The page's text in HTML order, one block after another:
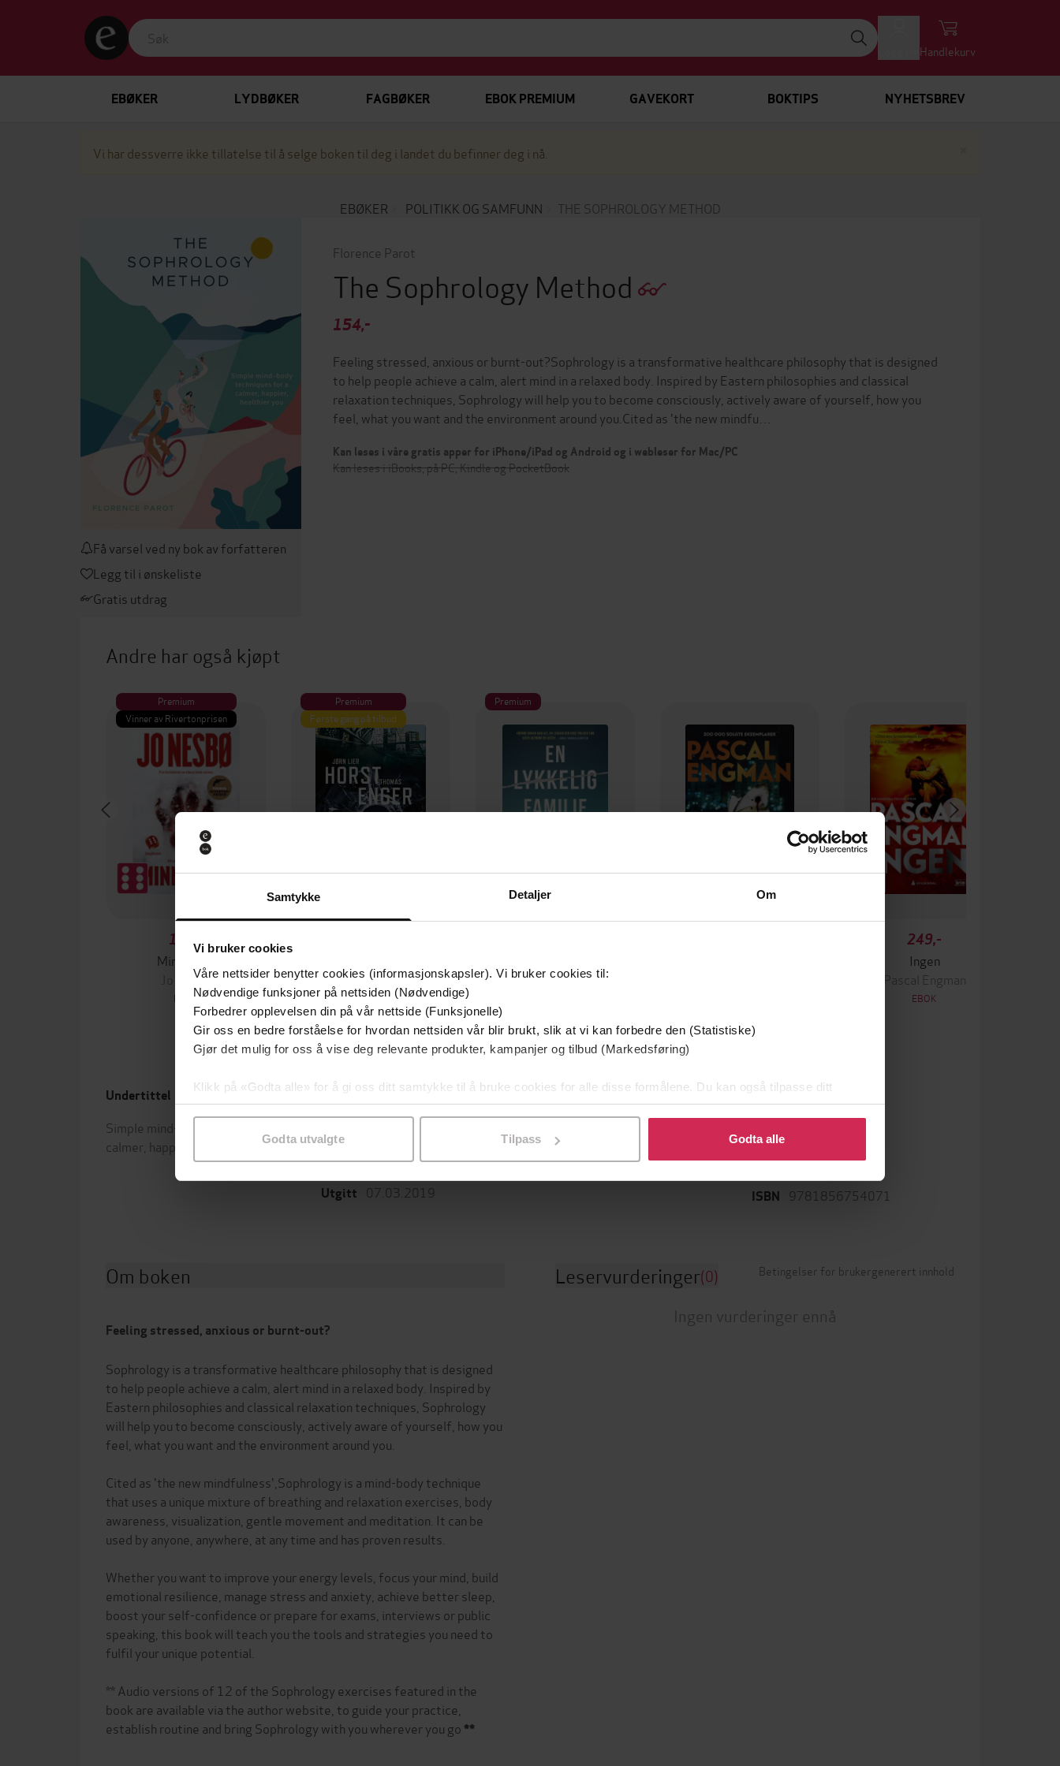
Samtykke Detaljer Om
Vi bruker cookies
Våre nettsider benytter cookies (informasjonskapsler). Vi bruker cookies til:
Nødvendige funksjoner på nettsiden (Nødvendige)
Forbedrer opplevelsen din på vår nettside (Funksjonelle)
Gir oss en bedre forståelse for hvordan nettsiden vår blir brukt, slik at vi kan forbedre den (Statistiske)
Gjør det mulig for oss å vise deg relevante produkter, kampanjer og tilbud (Markedsføring)
Klikk på «Godta alle» for å gi oss ditt samtykke til å bruke cookies for alle disse formålene. Du kan også tilpasse ditt
samtykke til spesifikke formål ved å klikke på «Tilpass». Du kan når som helst trekke tilbake eller endre ditt samtykke.
Godta utvalgte Tilpass Godta alle
Handlekurv
EBØKER LYDBØKER FAGBØKER EBOK PREMIUM GAVEKORT BOKTIPS NYHETSBREV
Vi har dessverre ikke tillatelse til å selge boken til deg i landet du befinner deg i nå.
EBØKER POLITIKK OG SAMFUNN THE SOPHROLOGY METHOD
Få varsel ved ny bok av forfatteren
Legg til i ønskeliste
Gratis utdrag
Florence Parot
The Sophrology Method
154,-
Feeling stressed, anxious or burnt-out?Sophrology is a transformative healthcare philosophy that is designed
to help people achieve a calm, alert mind in a relaxed body. Inspired by Eastern philosophies and classical
relaxation techniques, Sophrology will help you to become consciously, actively aware of yourself, how you
feel, what you want and the environment around you.Cited as 'the new mindfu…
Kan leses i våre gratis apper for iPhone/iPad og Android og i webleser for Mac/PC
Kan leses i iBooks, på PC, Kindle og PocketBook
Andre har også kjøpt
Premium
Vinner av Rivertonprisen
199,-
Minnesota
Jo Nesbø
EBOK
Premium
Første gang på tilbud
Jørn Lier Horst
EBOK
Premium
Stian Hjelvin Andersen
249,-
Ingen
Pascal Engman
EBOK
Undertittel
Simple mind-body techniques for a
calmer, happier, healthier you
Forlag Gaia
Utgitt 07.03.2019
Dokumentar og fakta
samfunn
English
DRM-beskyttelse LCP
ISBN 9781856754071
Om boken
Feeling stressed, anxious or burnt-out?
Sophrology is a transformative healthcare philosophy that is designed
to help people achieve a calm, alert mind in a relaxed body. Inspired by
Eastern philosophies and classical relaxation techniques, Sophrology
will help you to become consciously, actively aware of yourself, how you
feel, what you want and the environment around you.
Cited as 'the new mindfulness',Sophrology is a mind-body technique
that uses a unique mixture of breathing and relaxation exercises, body
awareness, visualization, gentle movement and meditation. It can be
used by anyone, anywhere, at any time and has proven results.
Whether you want to improve your energy levels, focus your mind, build
emotional resilience, manage stress and anxiety, achieve better sleep,
boost your self-confidence or prepare for exams, interviews or public
speaking, this book will teach you the tools and strategies you need to
fulfil your unique potential.
** Audio versions of 12 of the Sophrology exercises featured in the
book are available via the author website, to guide your practice,
establish routine and bring Sophrology with you wherever you go **
Leservurderinger(0) Betingelser for brukergenerert innhold
Ingen vurderinger ennå